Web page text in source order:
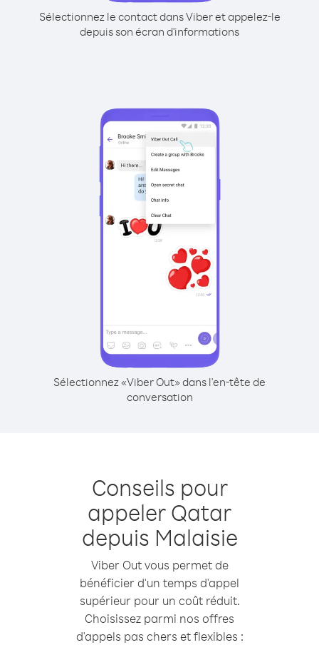
Sélectionnez le contact dans Viber et appelez-le
depuis son écran d'informations
Sélectionnez «Viber Out» dans l'en-tête de
conversation
Conseils pour
appeler Qatar
depuis Malaisie
Viber Out vous permet de
bénéficier d'un temps d'appel
supérieur pour un coût réduit.
Choisissez parmi nos offres
d'appels pas chers et flexibles :